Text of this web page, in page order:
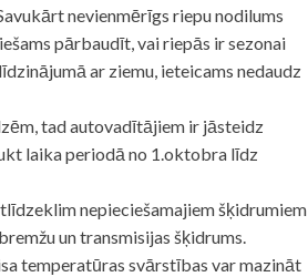
nevienmērīgs riepu nodilums
pārbaudīt, vai riepās ir sezonai
ar ziemu, ieteicams nedaudz
tad autovadītājiem ir jāsteidz
laika periodā no 1.oktobra līdz
nepieciešamajiem šķidrumiem
un transmisijas šķidrums.
temperatūras svārstības var mazināt